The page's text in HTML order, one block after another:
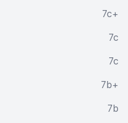
7c+
7c
7c
7b+
7b